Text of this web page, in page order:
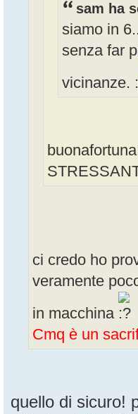
sam ha
siamo in
senza far
vicinanze. :
ci credo ho
veramente
in macchina
Cmq è un
quello di sicuro!